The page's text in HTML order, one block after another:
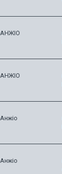
АНЖІО
АНЖІО
Анжіо
Анжіо